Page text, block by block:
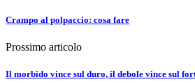
Crampo al polpaccio: cosa fare
Prossimo articolo
Il morbido vince sul duro, il debole vince sul